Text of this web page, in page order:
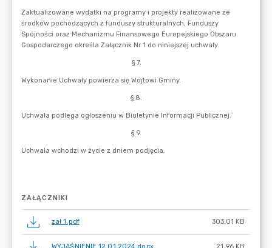
ZAŁĄCZNIKI
zał 1.pdf 303.01 KB